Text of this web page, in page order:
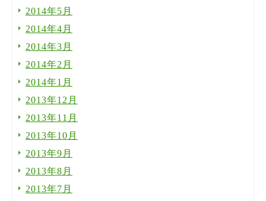
2014年5月
2014年4月
2014年3月
2014年2月
2014年1月
2013年12月
2013年11月
2013年10月
2013年9月
2013年8月
2013年7月